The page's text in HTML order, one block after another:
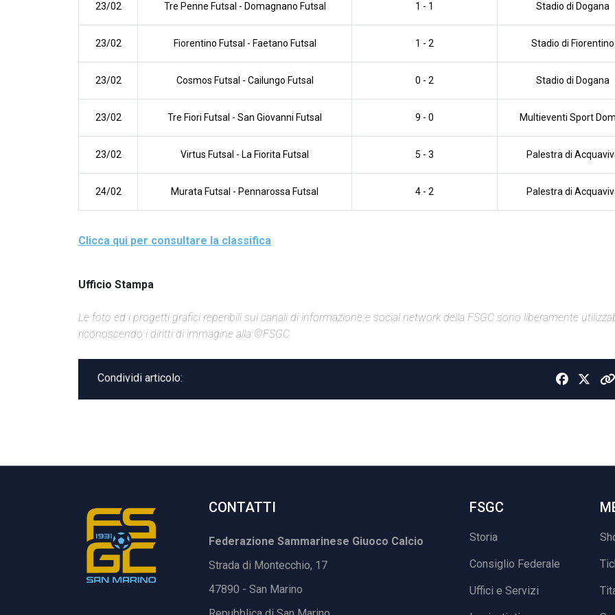
23/02 Tre Penne Futsal - Domagnano Futsal 1 - 1 Stadio di Dogana
23/02 Fiorentino Futsal - Faetano Futsal 1 - 2 Stadio di Fiorentino
23/02 Cosmos Futsal - Cailungo Futsal 0 - 2 Stadio di Dogana
23/02 Tre Fiori Futsal - San Giovanni Futsal 9 - 0 Multieventi Sport
23/02 Virtus Futsal - La Fiorita Futsal 5 - 3 Palestra di
24/02 Murata Futsal - Pennarossa Futsal 4 - 2 Palestra di
Clicca qui per consultare la classifica
Ufficio Stampa
Le foto ed i progetti grafici reperibili sui canali di informazione e social network della FSGC sono liberamente
riconoscendo i diritti di immagine alla ©FSGC
Condividi articolo:
CONTATTI
Federazione Sammarinese Giuoco Calcio
Strada di Montecchio, 17
47890 - San Marino
FSGC
Storia
Consiglio Federale
Uffici e Servizi